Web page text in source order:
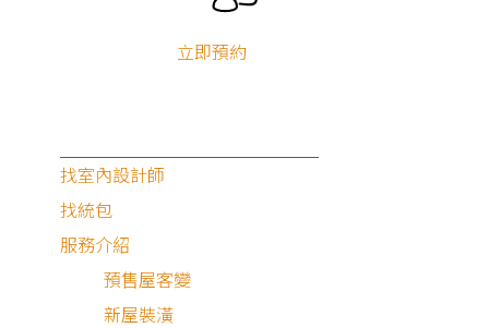
立即預約
找室內設計師
找統包
服務介紹
預售屋客變
新屋裝潢